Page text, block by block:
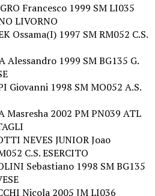
Francesco 1999 SM LI035
LIVORNO
Ossama(I) 1997 SM RM052 C.S.
Alessandro 1999 SM BG135 G.
Giovanni 1998 SM MO052 A.S.
Masresha 2002 PM PN039 ATL
NEVES JUNIOR Joao
C.S. ESERCITO
Sebastiano 1998 SM BG135
Nicola 2005 JM LI036